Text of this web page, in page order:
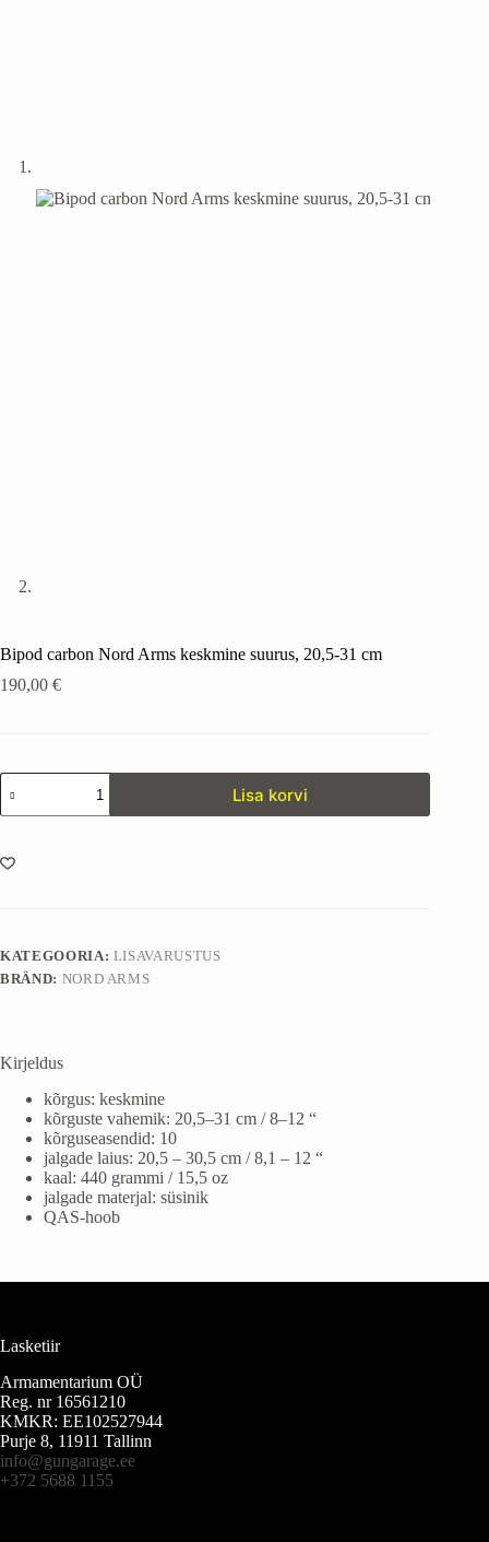
Bipod carbon Nord Arms keskmine suurus, 20,5-31 cm
190,00 €
Bipod
carbon
Nord
keskmine
suurus,
kogus
Lisa korvi
KATEGOORIA: LISAVARUSTUS
BRÄND: NORD ARMS
Kirjeldus
kõrgus: keskmine
kõrguste vahemik: 20,5–31 cm / 8–12 “
kõrguseasendid: 10
jalgade laius: 20,5 – 30,5 cm / 8,1 – 12 “
kaal: 440 grammi / 15,5 oz
jalgade materjal: süsinik
QAS-hoob
Lasketiir
Armamentarium OÜ
Reg. nr 16561210
KMKR: EE102527944
Purje 8, 11911 Tallinn
info@gungarage.ee
+372 5688 1155